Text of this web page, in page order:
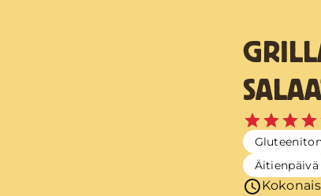
Äitienpäivä